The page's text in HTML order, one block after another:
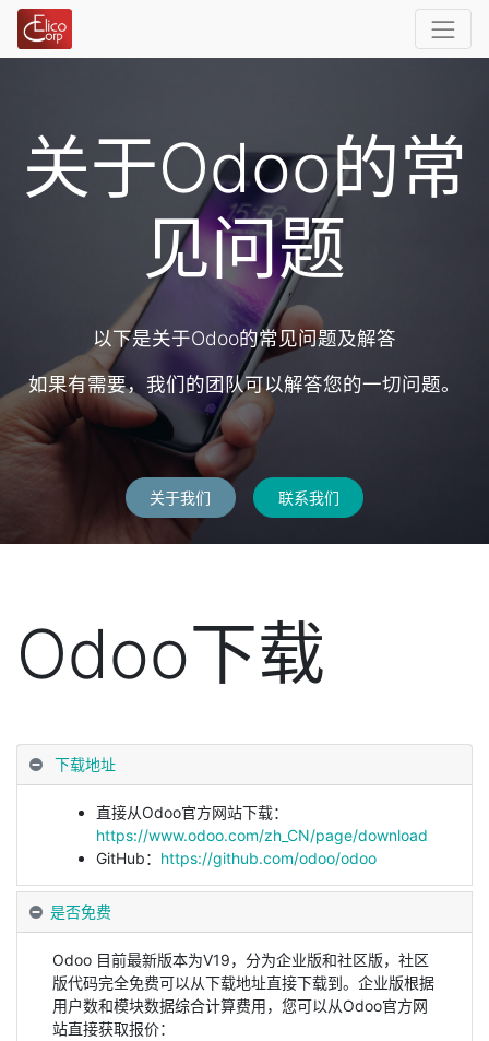
关于Odoo的常
见问题
以下是关于Odoo的常见问题及解答
如果有需要，我们的团队可以解答您的一切问题。
关于我们 联系我们
Odoo下载
下载地址
直接从Odoo官方网站下载：
https://www.odoo.com/zh_CN/page/download
GitHub： https://github.com/odoo/odoo
是否免费
Odoo 目前最新版本为V19，分为企业版和社区版，社区
版代码完全免费可以从下载地址直接下载到。企业版根据
用户数和模块数据综合计算费用，您可以从Odoo官方网
站直接获取报价：